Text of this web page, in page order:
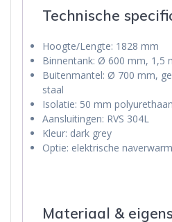
Technische
Hoogte/Lengte: 1828 mm
Binnentank: Ø 600 mm, 1,5
Buitenmantel: Ø 700 mm,
staal
Isolatie: 50 mm
Aansluitingen: RVS 304L
Kleur: dark grey
Optie: elektrische
Materiaal &